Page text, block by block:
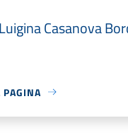
Luigina Casanova
PAGINA